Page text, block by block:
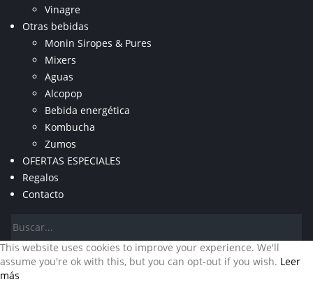
Vinagre
Otras bebidas
Monin Siropes & Pures
Mixers
Aguas
Alcopop
Bebida energética
Kombucha
Zumos
OFERTAS ESPECIALES
Regalos
Contacto
This website uses cookies to improve your experience. We'll
assume you're ok with this, but you can opt-out if you wish. Leer
más